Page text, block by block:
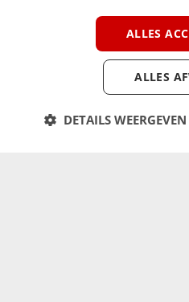
ALLES
ALLES
DETAILS WEERGEVEN